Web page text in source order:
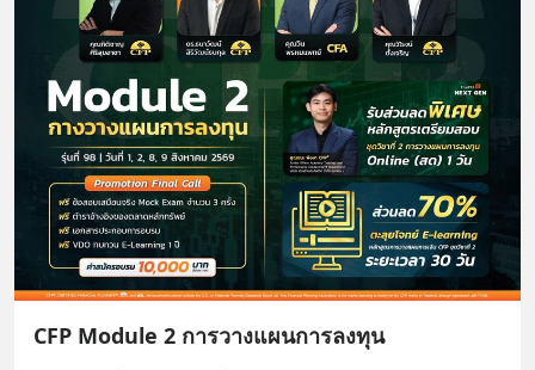
CFP Module 2 การวางแผนการลงทุน